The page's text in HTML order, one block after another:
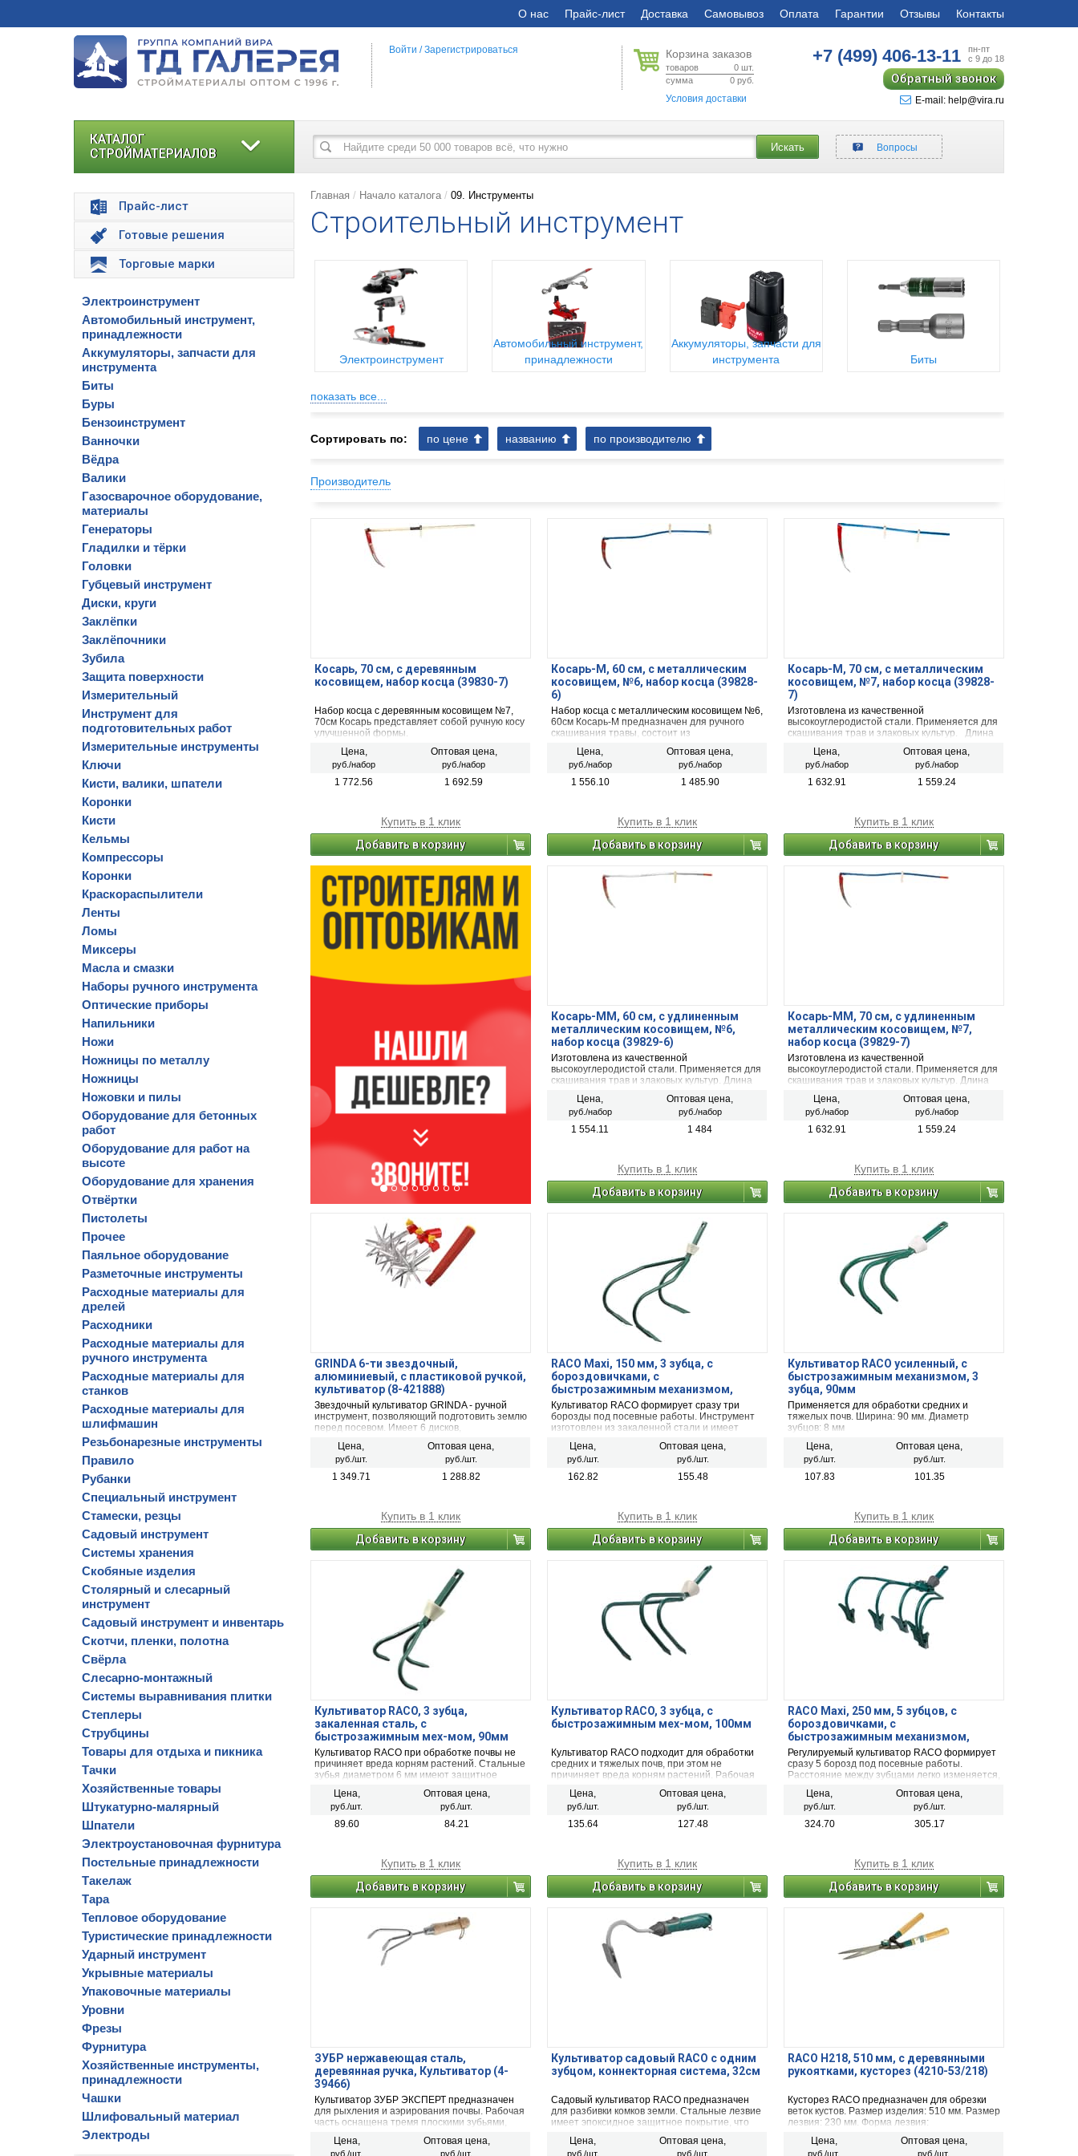
О нас Прайс-лист Доставка Самовывоз Оплата Гарантии Отзывы Контакты
Корзина заказов
товаров 0 шт.
сумма
0 руб.
Условия доставки
+7 (499)406-13-11
пн-пт
с 9 до 18
Обратный звонок
E-mail: help@vira.ru
Войти /Зарегистрироваться
КАТАЛОГ
СТРОЙМАТЕРИАЛОВ
Прайс-лист
Готовые решения
Торговые марки
Электроинструмент
Автомобильный инструмент,
принадлежности
Аккумуляторы, запчасти для
инструмента
Биты
Буры
Бензоинструмент
Ванночки
Вёдра
Валики
Газосварочное оборудование,
материалы
Генераторы
Гладилки и тёрки
Головки
Губцевый инструмент
Диски, круги
Заклёпки
Заклёпочники
Зубила
Защита поверхности
Измерительный
Инструмент для
подготовительных работ
Измерительные инструменты
Ключи
Кисти, валики, шпатели
Коронки
Кисти
Кельмы
Компрессоры
Коронки
Краскораспылители
Ленты
Ломы
Миксеры
Масла и смазки
Наборы ручного инструмента
Оптические приборы
Напильники
Ножи
Ножницы по металлу
Ножницы
Ножовки и пилы
Оборудование для бетонных
работ
Оборудование для работ на
высоте
Оборудование для хранения
Отвёртки
Пистолеты
Прочее
Паяльное оборудование
Разметочные инструменты
Расходные материалы для
дрелей
Расходники
Расходные материалы для
ручного инструмента
Расходные материалы для
станков
Расходные материалы для
шлифмашин
Резьбонарезные инструменты
Правило
Рубанки
Специальный инструмент
Стамески, резцы
Садовый инструмент
Системы хранения
Скобяные изделия
Столярный и слесарный
инструмент
Садовый инструмент и инвентарь
Скотчи, пленки, полотна
Свёрла
Слесарно-монтажный
Системы выравнивания плитки
Степлеры
Струбцины
Товары для отдыха и пикника
Тачки
Хозяйственные товары
Штукатурно-малярный
Шпатели
Электроустановочная фурнитура
Постельные принадлежности
Такелаж
Тара
Тепловое оборудование
Туристические принадлежности
Ударный инструмент
Укрывные материалы
Упаковочные материалы
Уровни
Фрезы
Фурнитура
Хозяйственные инструменты,
принадлежности
Чашки
Шлифовальный материал
Электроды
Искать Вопросы
Главная Начало каталога 09. Инструменты
Строительный инструмент
Электроинструмент
Автомобильный инструмент,
принадлежности
Аккумуляторы, запчасти для
инструмента
Биты
показать все...
Сортировать по: по цене названию по производителю
Производитель
Косарь, 70 см, с деревянным
косовищем, набор косца (39830-7)
Набор косца с деревянным косовищем №7,
70см Косарь представляет собой ручную косу
улучшенной формы.
Цена,
руб./набор
Оптовая цена,
руб./набор
1 772.56 1 692.59
Купить в 1 клик
Добавить в корзину
Косарь-М, 60 см, с металлическим
косовищем, №6, набор косца (39828-
6)
Набор косца с металлическим косовищем №6,
60см Косарь-М предназначен для ручного
скашивания травы, состоит из
по высоте деревянных ручек и косы. Рабочее
полотно отбито и заточено.
Цена,
руб./набор
Оптовая цена,
руб./набор
1 556.10 1 485.90
Купить в 1 клик
Добавить в корзину
Косарь-М, 70 см, с металлическим
косовищем, №7, набор косца (39828-
7)
Изготовлена из качественной
высокоуглеродистой стали. Применяется для
скашивания трав и злаковых культур. Длина
Цена,
руб./набор
Оптовая цена,
руб./набор
1 632.91 1 559.24
Купить в 1 клик
Добавить в корзину
Косарь-ММ, 60 см, с удлиненным
металлическим косовищем, №6,
набор косца (39829-6)
Изготовлена из качественной
высокоуглеродистой стали. Применяется для
скашивания трав и злаковых культур. Длина
косовищем): 167 см.
Цена,
руб./набор
Оптовая цена,
руб./набор
1 554.11 1 484
Купить в 1 клик
Добавить в корзину
Косарь-ММ, 70 см, с удлиненным
металлическим косовищем, №7,
набор косца (39829-7)
Изготовлена из качественной
высокоуглеродистой стали. Применяется для
скашивания трав и злаковых культур. Длина
косовищем): 167 см.
Цена,
руб./набор
Оптовая цена,
руб./набор
1 632.91 1 559.24
Купить в 1 клик
Добавить в корзину
GRINDA 6-ти звездочный,
алюминиевый, с пластиковой ручкой,
культиватор (8-421888)
Звездочный культиватор GRINDA - ручной
инструмент, позволяющий подготовить землю
перед посевом. Имеет 6 дисков,
и защищенных от коррозии для долгого срока
службы. Культиватор может использоваться
как с пластиковой ручкой, так и с обычным
Цена,
руб./шт.
Оптовая цена,
руб./шт.
1 349.71 1 288.82
Купить в 1 клик
Добавить в корзину
RACO Maxi, 150 мм, 3 зубца, с
бороздовичками, с
быстрозажимным механизмом,
культиватор (4230-53825)
Культиватор RACO формирует сразу три
борозды под посевные работы. Инструмент
изготовлен из закаленной стали и имеет
службы изделия. Быстрозажимной механизм
гарантирует надежное соединение с ручкой.
Цена,
руб./шт.
Оптовая цена,
руб./шт.
162.82 155.48
Купить в 1 клик
Добавить в корзину
Культиватор RACO усиленный, с
быстрозажимным механизмом, 3
зубца, 90мм
Применяется для обработки средних и
тяжелых почв. Ширина: 90 мм. Диаметр
зубцов: 8 мм
Цена,
руб./шт.
Оптовая цена,
руб./шт.
107.83 101.35
Купить в 1 клик
Добавить в корзину
Культиватор RACO, 3 зубца,
закаленная сталь, с
быстрозажимным мех-мом, 90мм
Культиватор RACO при обработке почвы не
причиняет вреда корням растений. Стальные
зубья диаметром 6 мм имеют защитное
срок службы изделия. Инструмент оснащён
быстрозажимным механизмом для удобства
крепления ручки.
Цена,
руб./шт.
Оптовая цена,
руб./шт.
89.60 84.21
Купить в 1 клик
Добавить в корзину
Культиватор RACO, 3 зубца, с
быстрозажимным мех-мом, 100мм
Культиватор RACO подходит для обработки
средних и тяжелых почв, при этом не
причиняет вреда корням растений. Рабочая
Цена,
руб./шт.
Оптовая цена,
руб./шт.
135.64 127.48
Купить в 1 клик
Добавить в корзину
RACO Maxi, 250 мм, 5 зубцов, с
бороздовичками, с
быстрозажимным механизмом,
культиватор (4230-53826)
Регулируемый культиватор RACO формирует
сразу 5 борозд под посевные работы.
Расстояние между зубцами легко изменяется,
сельскохозяйственных культур. Рабочая
ширина 250 мм.
Цена,
руб./шт.
Оптовая цена,
руб./шт.
324.70 305.17
Купить в 1 клик
Добавить в корзину
ЗУБР нержавеющая сталь,
деревянная ручка, Культиватор (4-
39466)
Культиватор ЗУБР ЭКСПЕРТ предназначен
для рыхления и аэрирования почвы. Рабочая
часть оснащена тремя плоскими зубьями,
мм. Ширина рыхлителя 85 мм. Рабочая
Цена,
руб./шт.
Оптовая цена,
руб./шт.
Культиватор садовый RACO с одним
зубцом, коннекторная система, 32см
Садовый культиватор RACO предназначен
для разбивки комков земли. Стальные лезвие
имеет эпоксидное защитное покрытие, что
мм. Рабочая ширина 35 мм.
Цена,
руб./шт.
Оптовая цена,
руб./шт.
RACO H218, 510 мм, с деревянными
рукоятками, кусторез (4210-53/218)
Кусторез RACO предназначен для обрезки
веток кустов. Размер изделия: 510 мм. Размер
лезвия: 230 мм. Форма лезвия:
Цена,
руб./шт.
Оптовая цена,
руб./шт.